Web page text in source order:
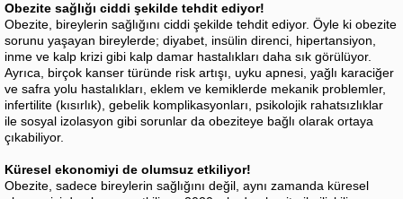
Obezite sağlığı ciddi şekilde tehdit ediyor!
Obezite, bireylerin sağlığını ciddi şekilde tehdit ediyor. Öyle ki obezite
sorunu yaşayan bireylerde; diyabet, insülin direnci, hipertansiyon,
inme ve kalp krizi gibi kalp damar hastalıkları daha sık görülüyor.
Ayrıca, birçok kanser türünde risk artışı, uyku apnesi, yağlı karaciğer
ve safra yolu hastalıkları, eklem ve kemiklerde mekanik problemler,
infertilite (kısırlık), gebelik komplikasyonları, psikolojik rahatsızlıklar
ile sosyal izolasyon gibi sorunlar da obeziteye bağlı olarak ortaya
çıkabiliyor.
Küresel ekonomiyi de olumsuz etkiliyor!
Obezite, sadece bireylerin sağlığını değil, aynı zamanda küresel